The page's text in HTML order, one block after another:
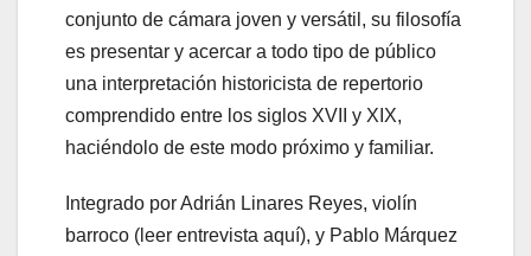
conjunto de cámara joven y versátil, su filosofía
es presentar y acercar a todo tipo de público
una interpretación historicista de repertorio
comprendido entre los siglos XVII y XIX,
haciéndolo de este modo próximo y familiar.
Integrado por Adrián Linares Reyes, violín
barroco (leer entrevista aquí), y Pablo Márquez